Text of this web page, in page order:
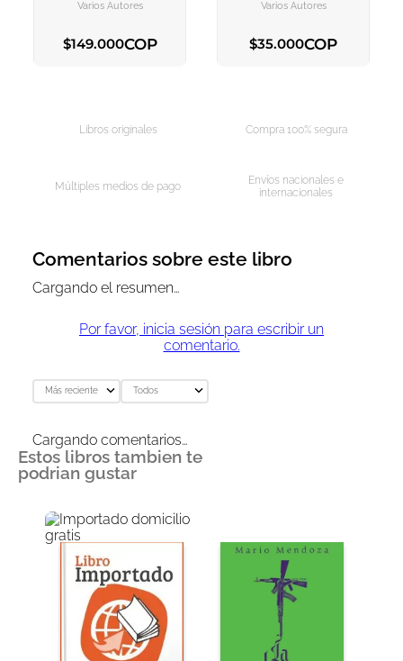
Varios Autores
$149.000COP
Varios Autores
$35.000COP
Libros originales Compra 100% segura
Múltiples medios de pago
Envíos nacionales e
internacionales
Comentarios sobre este libro
Cargando el resumen…
Por favor, inicia sesión para escribir un
comentario.
Más reciente Todos
Cargando comentarios…
Estos libros tambien te
podrian gustar